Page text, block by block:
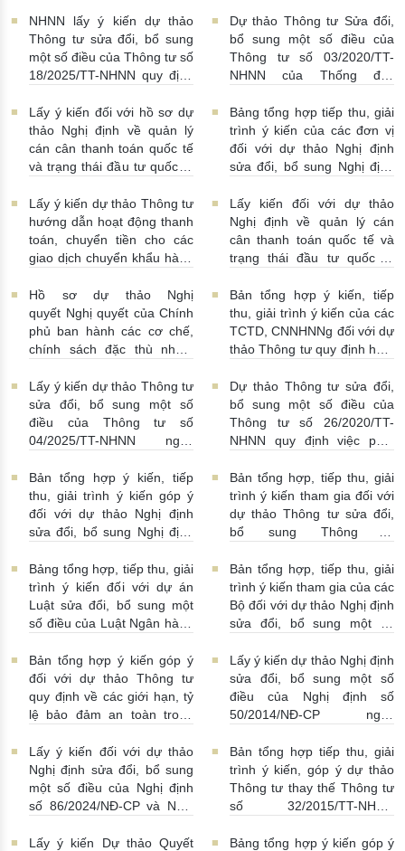
NHNN lấy ý kiến dự thảo
Thông tư sửa đổi, bổ sung
một số điều của Thông tư số
18/2025/TT-NHNN quy định
sẻ thông tin của Hệ thống
thông tin phục vụ công tác
giám sát hoạt động QTDND
và tổ chức TCVM
Dự thảo Thông tư Sửa đổi,
bổ sung một số điều của
Thông tư số 03/2020/TT-
NHNN của Thống đốc
tiền của NHNN 03/08/2026 |
11:16:00
Lấy ý kiến đối với hồ sơ dự
thảo Nghị định về quản lý
cán cân thanh toán quốc tế
và trạng thái đầu tư quốc tế
10:00:00
Bảng tổng hợp tiếp thu, giải
trình ý kiến của các đơn vị
đối với dự thảo Nghị định
sửa đổi, bổ sung Nghị định
30/07/2026 | 09:09:00
Lấy ý kiến dự thảo Thông tư
hướng dẫn hoạt động thanh
toán, chuyển tiền cho các
giao dịch chuyển khẩu hàng
Lấy kiến đối với dự thảo
Nghị định về quản lý cán
cân thanh toán quốc tế và
trạng thái đầu tư quốc tế
15:00:00
Hồ sơ dự thảo Nghị
quyết Nghị quyết của Chính
phủ ban hành các cơ chế,
chính sách đặc thù nhằm
pháp luật về phòng, chống
rửa tiền nhằm đáp ứng yêu
cầu cấp bách trong thực
hiện cam kết quốc tế về trao
về thuế
22/07/2026 |
14:54:00
Bản tổng hợp ý kiến, tiếp
thu, giải trình ý kiến của các
TCTD, CNNHNNg đối với dự
thảo Thông tư quy định hoạt
nhận tiền gửi, mua, bán có
kỳ hạn GTCG giữa các
TCTD, CNNHNNg
20/07/2026 | 09:32:00
Lấy ý kiến dự thảo Thông tư
sửa đổi, bổ sung một số
điều của Thông tư số
04/2025/TT-NHNN ngày
định thời hạn lưu trữ hồ sơ,
tài liệu ngành Ngân hàng
16/07/2026 | 10:00:00
Dự thảo Thông tư sửa đổi,
bổ sung một số điều của
Thông tư số 26/2020/TT-
NHNN quy định việc phát
của Ngân hàng Nhà nước
16/07/2026 | 09:41:00
Bản tổng hợp ý kiến, tiếp
thu, giải trình ý kiến góp ý
đối với dự thảo Nghị định
sửa đổi, bổ sung Nghị định
13/07/2026 | 16:00:00
Bản tổng hợp, tiếp thu, giải
trình ý kiến tham gia đối với
dự thảo Thông tư sửa đổi,
bổ sung Thông tư
13/07/2026 | 02:19:00
Bảng tổng hợp, tiếp thu, giải
trình ý kiến đối với dự án
Luật sửa đổi, bổ sung một
số điều của Luật Ngân hàng
Phòng, chống rửa tiền và
Luật Các tổ chức tín dụng
08/07/2026 | 11:21:00
Bản tổng hợp, tiếp thu, giải
trình ý kiến tham gia của các
Bộ đối với dự thảo Nghị định
sửa đổi, bổ sung một số
58/2021/NĐ-CP
07/07/2026
| 15:01:00
Bản tổng hợp ý kiến góp ý
đối với dự thảo Thông tư
quy định về các giới hạn, tỷ
lệ bảo đảm an toàn trong
thương mại, chi nhánh ngân
hàng nước ngoài
25/06/2026 | 16:00:00
Lấy ý kiến dự thảo Nghị định
sửa đổi, bổ sung một số
điều của Nghị định số
50/2014/NĐ-CP ngày
ngoại hối nhà nước
23/06/2026 | 08:00:00
Lấy ý kiến đối với dự thảo
Nghị định sửa đổi, bổ sung
một số điều của Nghị định
số 86/2024/NĐ-CP và Nghị
22/06/2026 | 09:13:00
Bản tổng hợp tiếp thu, giải
trình ý kiến, góp ý dự thảo
Thông tư thay thế Thông tư
số 32/2015/TT-NHNN
Lấy ý kiến Dự thảo Quyết
Bảng tổng hợp ý kiến góp ý